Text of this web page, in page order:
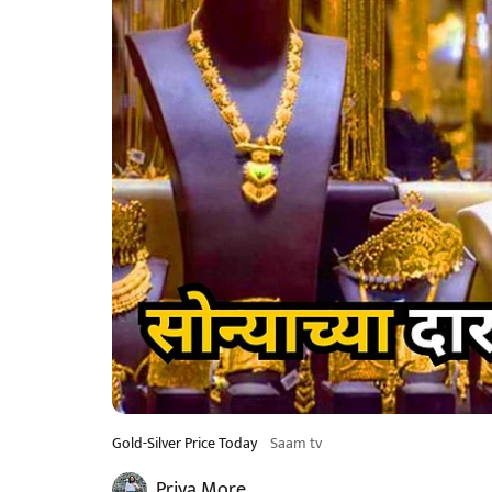
Gold-Silver Price Today Saam tv